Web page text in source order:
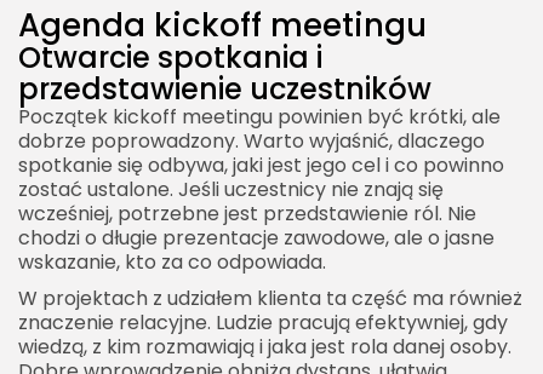
Agenda kickoff meetingu
Otwarcie spotkania i
przedstawienie uczestników
Początek kickoff meetingu powinien być krótki, ale
dobrze poprowadzony. Warto wyjaśnić, dlaczego
spotkanie się odbywa, jaki jest jego cel i co powinno
zostać ustalone. Jeśli uczestnicy nie znają się
wcześniej, potrzebne jest przedstawienie ról. Nie
chodzi o długie prezentacje zawodowe, ale o jasne
wskazanie, kto za co odpowiada.
W projektach z udziałem klienta ta część ma również
znaczenie relacyjne. Ludzie pracują efektywniej, gdy
wiedzą, z kim rozmawiają i jaka jest rola danej osoby.